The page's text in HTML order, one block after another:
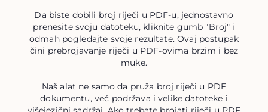
Da biste dobili broj riječi u PDF-u, jednostavno
prenesite svoju datoteku, kliknite gumb "Broj" i
odmah pogledajte svoje rezultate. Ovaj postupak
čini prebrojavanje riječi u PDF-ovima brzim i bez
muke.
Naš alat ne samo da pruža broj riječi u PDF
dokumentu, već podržava i velike datoteke i